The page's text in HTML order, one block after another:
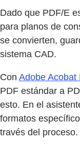
Dado que PDF/E
para planos de
se convierten,
sistema CAD.
Con Adobe Acobat
PDF estándar a
esto. En el
formatos
través del proceso.